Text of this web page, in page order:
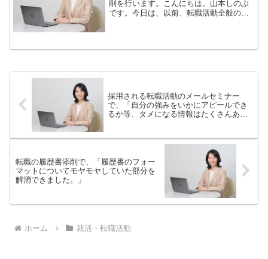
削を行います。こんにちは。山本しのぶ
です。今日は、以前、転職活動全般のご
り返りながら、合う仕事...
採用される転職活動のメールセミナー
で、「自分の強みをいかにアピールでき
るか等、タメになる情報はたくさんあり
転職の履歴書添削で、「履歴書のフォー
マットについてモヤモヤしていた部分を
解消できました。」
ホーム 就活・転職活動